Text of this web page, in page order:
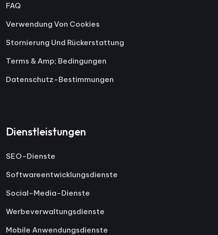
FAQ
Verwendung Von Cookies
Stornierung Und Rückerstattung
Terms & Amp; Bedingungen
Datenschutz-Bestimmungen
Dienstleistungen
SEO-Dienste
Softwareentwicklungsdienste
Social-Media-Dienste
Werbeverwaltungsdienste
Mobile Anwendungsdienste